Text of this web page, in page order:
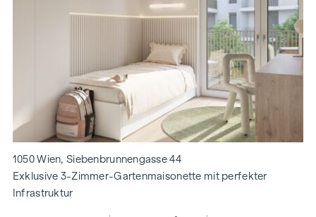
1050 Wien, Siebenbrunnengasse 44
Exklusive 3-Zimmer-Gartenmaisonette mit perfekter
Infrastruktur